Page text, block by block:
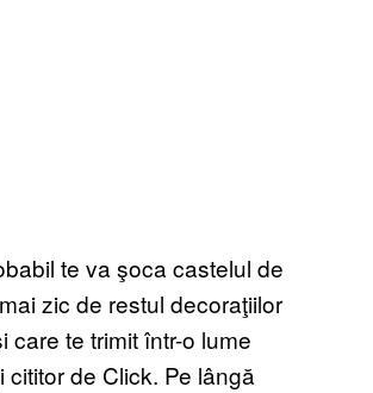
te va şoca castelul de
zic de restul decoraţiilor
te trimit într-o lume
de Click. Pe lângă